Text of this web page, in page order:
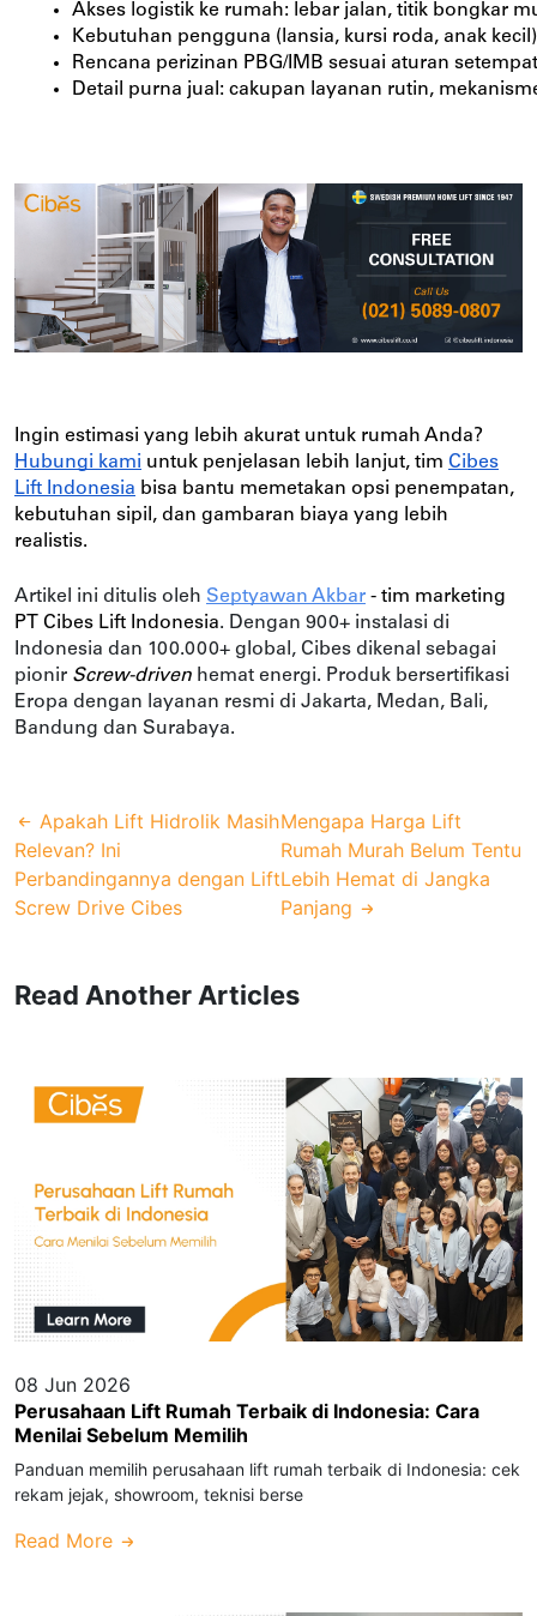
Akses logistik ke rumah: lebar jalan, titik bongkar
Kebutuhan pengguna (lansia, kursi roda, anak
Rencana perizinan PBG/IMB sesuai aturan
Detail purna jual: cakupan layanan rutin,
Ingin estimasi yang lebih akurat untuk rumah Anda?
Hubungi kami untuk penjelasan lebih lanjut, tim Cibes
Lift Indonesia bisa bantu memetakan opsi penempatan,
kebutuhan sipil, dan gambaran biaya yang lebih
realistis.
Artikel ini ditulis oleh Septyawan Akbar - tim marketing
PT Cibes Lift Indonesia. Dengan 900+ instalasi di
Indonesia dan 100.000+ global, Cibes dikenal sebagai
pionir Screw-driven hemat energi. Produk bersertifikasi
Eropa dengan layanan resmi di Jakarta, Medan, Bali,
Bandung dan Surabaya.
Apakah Lift Hidrolik Masih
Relevan? Ini
Perbandingannya dengan Lift
Screw Drive Cibes
Mengapa Harga Lift
Rumah Murah Belum Tentu
Lebih Hemat di Jangka
Panjang
Read Another Articles
08 Jun 2026
Perusahaan Lift Rumah Terbaik di Indonesia: Cara
Menilai Sebelum Memilih
Panduan memilih perusahaan lift rumah terbaik di Indonesia: cek
rekam jejak, showroom, teknisi berse
Read More